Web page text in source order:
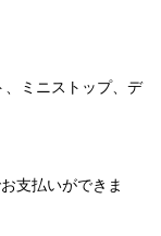
ミニストップ、デ
支払いができま